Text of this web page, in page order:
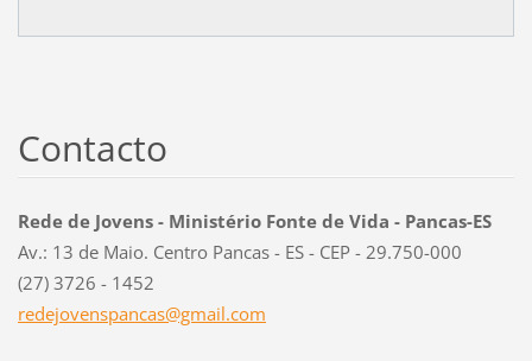
Contacto
Rede de Jovens - Ministério Fonte de Vida - Pancas-ES
Av.: 13 de Maio. Centro Pancas - ES - CEP - 29.750-000
(27) 3726 - 1452
redejovenspancas@gmail.com